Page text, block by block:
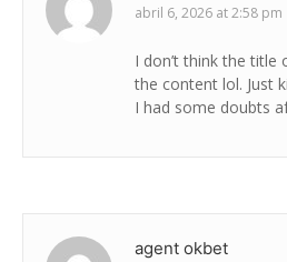
abril 6, 2026 at 2:58 pm
I don’t think the title
the content lol. Just
I had some doubts
agent okbet